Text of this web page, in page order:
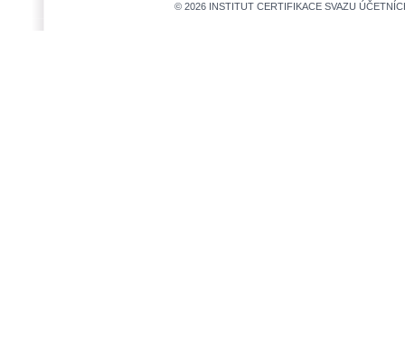
© 2026 INSTITUT CERTIFIKACE SVAZU